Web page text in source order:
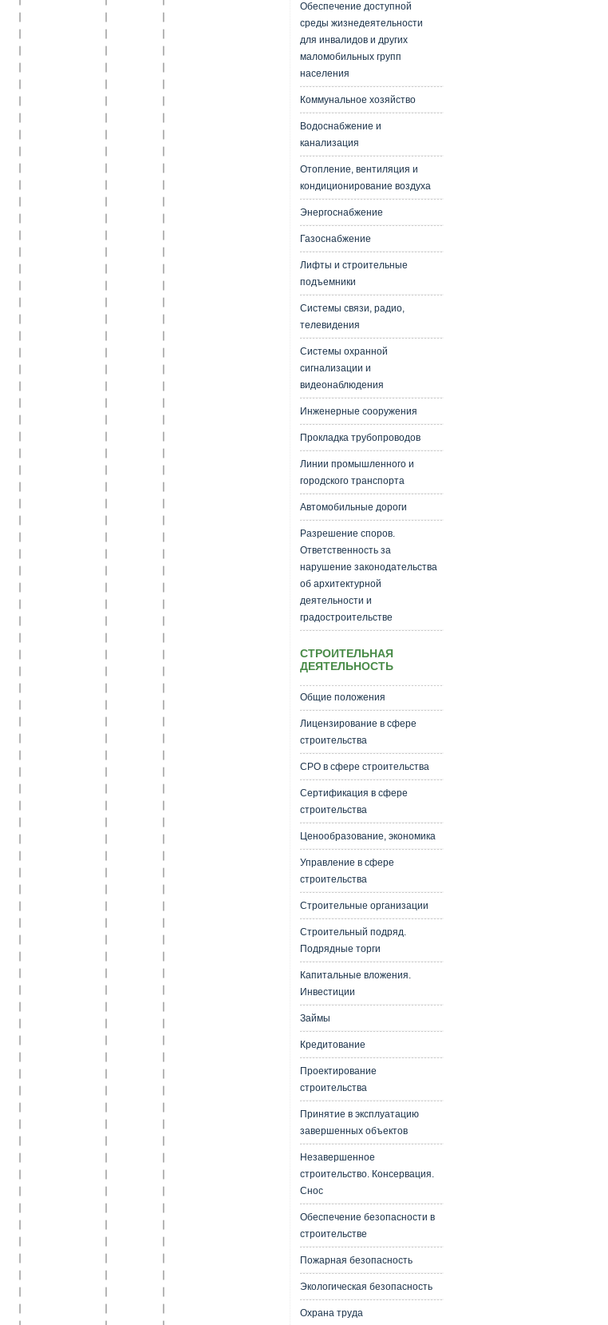
Обеспечение доступной
среды жизнедеятельности
для инвалидов и других
маломобильных групп
населения
Коммунальное хозяйство
Водоснабжение и
канализация
Отопление, вентиляция и
кондиционирование воздуха
Энергоснабжение
Газоснабжение
Лифты и строительные
подъемники
Системы связи, радио,
телевидения
Системы охранной
сигнализации и
видеонаблюдения
Инженерные сооружения
Прокладка трубопроводов
Линии промышленного и
городского транспорта
Автомобильные дороги
Разрешение споров.
Ответственность за
нарушение законодательства
об архитектурной
деятельности и
градостроительстве
СТРОИТЕЛЬНАЯ
ДЕЯТЕЛЬНОСТЬ
Общие положения
Лицензирование в сфере
строительства
СРО в сфере строительства
Сертификация в сфере
строительства
Ценообразование, экономика
Управление в сфере
строительства
Строительные организации
Строительный подряд.
Подрядные торги
Капитальные вложения.
Инвестиции
Займы
Кредитование
Проектирование
строительства
Принятие в эксплуатацию
завершенных объектов
Незавершенное
строительство. Консервация.
Снос
Обеспечение безопасности в
строительстве
Пожарная безопасность
Экологическая безопасность
Охрана труда